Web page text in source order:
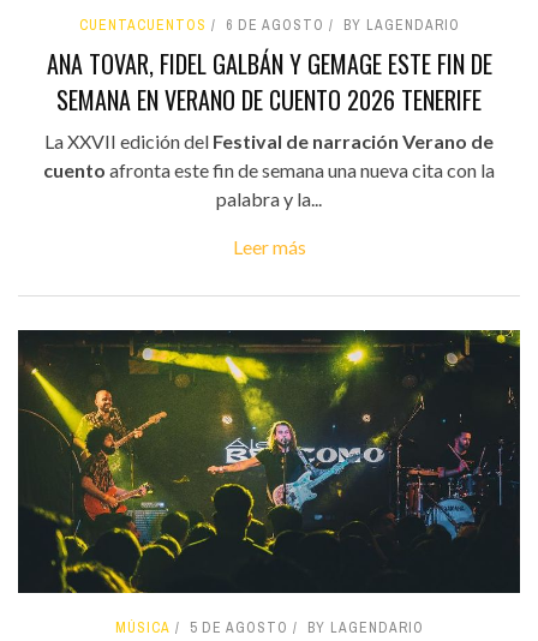
CUENTACUENTOS 6 DE AGOSTO BY LAGENDARIO
ANA TOVAR, FIDEL GALBÁN Y GEMAGE ESTE FIN DE
SEMANA EN VERANO DE CUENTO 2026 TENERIFE
La XXVII edición del Festival de narración Verano de
cuento afronta este fin de semana una nueva cita con la
palabra y la...
Leer más
MÚSICA 5 DE AGOSTO BY LAGENDARIO